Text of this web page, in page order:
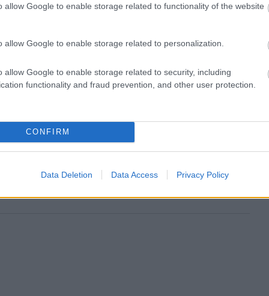
allow Google to enable storage related to functionality of the website
allow Google to enable storage related to personalization.
allow Google to enable storage related to security, including
functionality and fraud prevention, and other user protection.
CONFIRM
Data Deletion Data Access Privacy Policy